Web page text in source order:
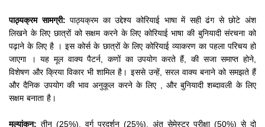
पाठ्यक्रम सामग्री: पाठ्यक्रम का उद्देश्य कोरियाई भाषा में सही ढंग से छोटे अंश
लिखने के लिए छात्रों को सक्षम करने के लिए कोरियाई भाषा की बुनियादी संरचना को
पढ़ाने के लिए है
।इस कोर्स के छात्रों के लिए कोरियाई व्याकरण का पहला परिचय हो
जाएगा
।यह मूल वाक्य पैटर्न, कणों का उपयोग करते हैं, की सजा समाप्त होने,
विशेषण और क्रिया विकार भी शामिल है। इससे उन्हें, सरल वाक्य बनाने को समझते हैं
और दैनिक उपयोग की भाव अनुकूल करने के लिए , और बुनियादी शब्दावली के लिए
सक्षम बनाता है।
मूल्यांकन: तीन (25%), वर्ग प्रदर्शन (25%), अंत सेमेस्टर परीक्षा (50%) से दो